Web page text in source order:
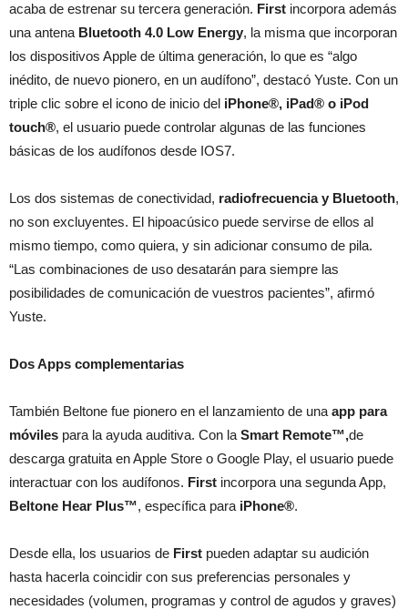
acaba de estrenar su tercera generación. First incorpora además
una antena Bluetooth 4.0 Low Energy, la misma que incorporan
los dispositivos Apple de última generación, lo que es “algo
inédito, de nuevo pionero, en un audífono”, destacó Yuste. Con un
triple clic sobre el icono de inicio del iPhone®, iPad® o iPod
touch®, el usuario puede controlar algunas de las funciones
básicas de los audífonos desde IOS7.
Los dos sistemas de conectividad, radiofrecuencia y Bluetooth,
no son excluyentes. El hipoacúsico puede servirse de ellos al
mismo tiempo, como quiera, y sin adicionar consumo de pila.
“Las combinaciones de uso desatarán para siempre las
posibilidades de comunicación de vuestros pacientes”, afirmó
Yuste.
Dos Apps complementarias
También Beltone fue pionero en el lanzamiento de una app para
móviles para la ayuda auditiva. Con la Smart Remote™,de
descarga gratuita en Apple Store o Google Play, el usuario puede
interactuar con los audífonos. First incorpora una segunda App,
Beltone Hear Plus™, específica para iPhone®.
Desde ella, los usuarios de First pueden adaptar su audición
hasta hacerla coincidir con sus preferencias personales y
necesidades (volumen, programas y control de agudos y graves)